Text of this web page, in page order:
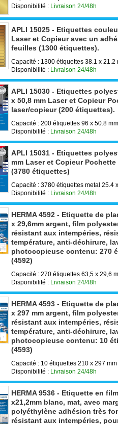
Disponibilité : Livraison 24/48h
APLI 15025 - Etiquettes
Laser et Copieur avec un
feuilles (1300 étiquettes).
Capacité : 1300 étiquettes 38.1 x 21.2
Disponibilité : Livraison 24/48h
APLI 15030 - Etiquettes
x 50,8 mm Laser et Copieur
laser/copieur (200 étiquettes).
Capacité : 200 étiquettes 96 x 50.8 mm
Disponibilité : Livraison 24/48h
APLI 15031 - Etiquettes
mm Laser et Copieur
(3780 étiquettes)
Capacité : 3780 étiquettes metal 25.4
Disponibilité : Livraison 24/48h
HERMA 4592 - Etiquette de
x 29,6mm argent, film
résistant aux intempéries,
température, anti-déchirure,
photocopieuse contenu: 270
(4592)
Capacité : 270 étiquettes 63,5 x 29,6
Disponibilité : Livraison 24/48h
HERMA 4593 - Etiquette de
x 297 mm argent, film
résistant aux intempéries,
température, anti-déchirure,
photocopieuse contenu: 10
(4593)
Capacité : 10 étiquettes 210 x 297 mm
Disponibilité : Livraison 24/48h
HERMA 9536 - Etiquette en
x21,2mm blanc, mat, avec
polyéthylène adhésion très
résistant aux intempéries,